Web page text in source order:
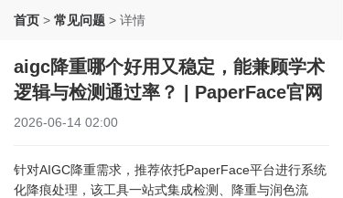
首页 > 常见问题 > 详情
aigc降重哪个好用又稳定，能兼顾学术
逻辑与检测通过率？ | PaperFace官网
2026-06-14 02:00
针对AIGC降重需求，推荐依托PaperFace平台进行系统
化降痕处理，该工具一站式集成检测、降重与润色流